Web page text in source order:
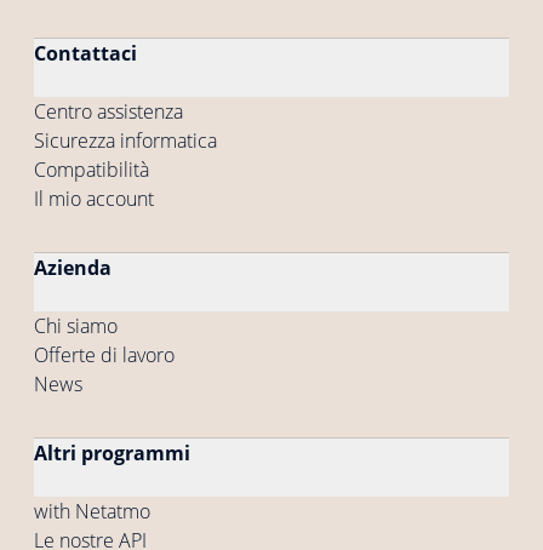
Contattaci
Centro assistenza
Sicurezza informatica
Compatibilità
Il mio account
Azienda
Chi siamo
Offerte di lavoro
News
Altri programmi
with Netatmo
Le nostre API